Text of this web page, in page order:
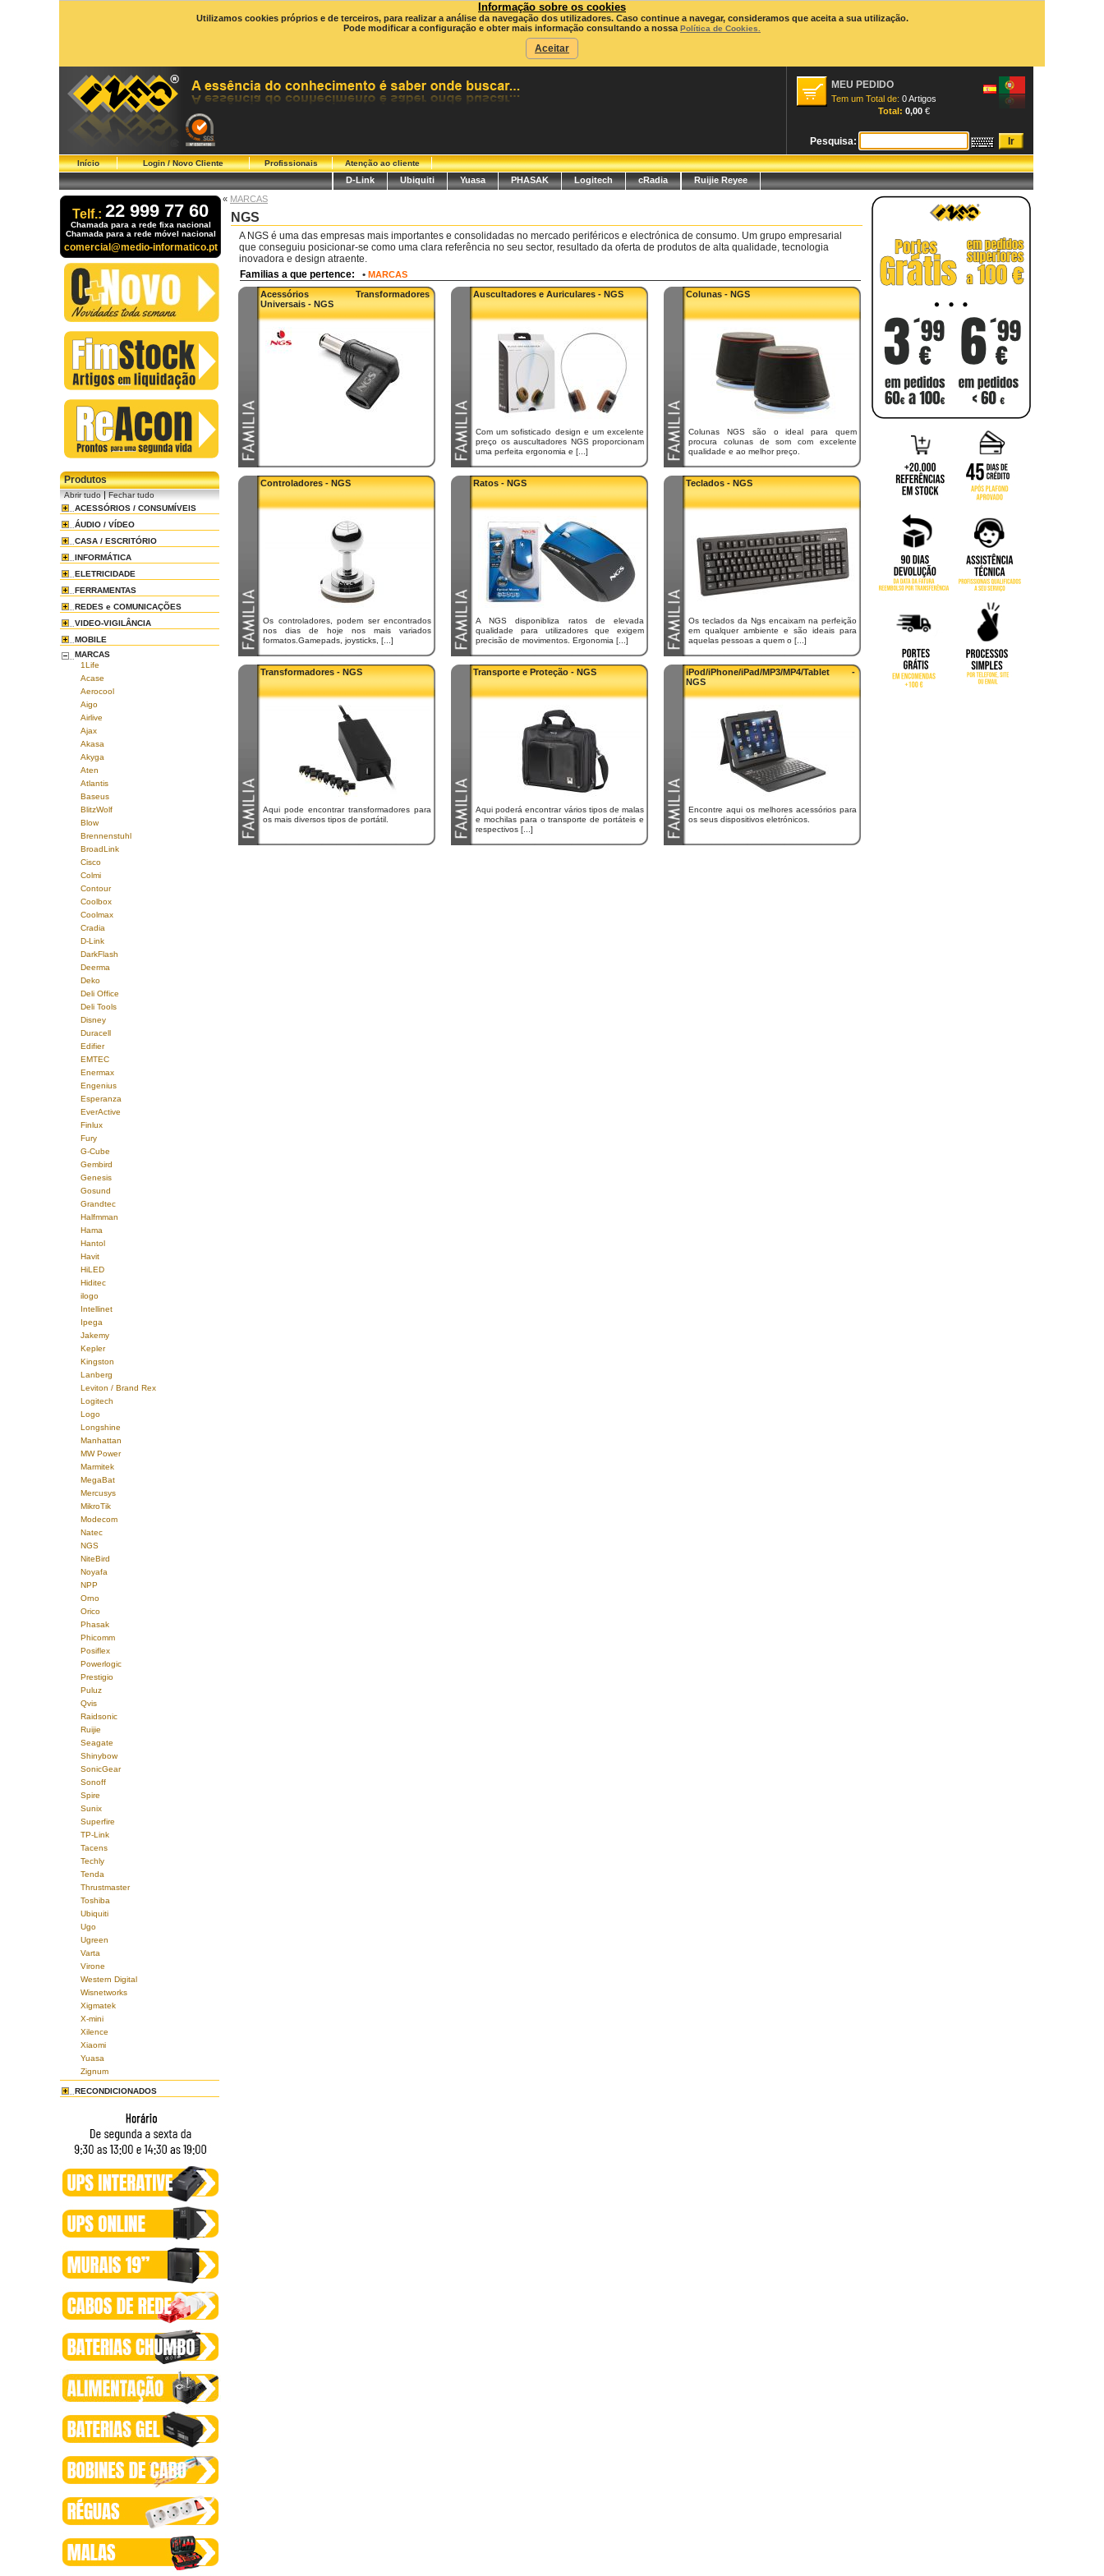
Informação sobre os cookies
Utilizamos cookies próprios e de terceiros, para realizar a análise da navegação dos utilizadores. Caso continue a navegar, consideramos que aceita a sua utilização.
Pode modificar a configuração e obter mais informação consultando a nossa Política de Cookies.
Aceitar
MEU PEDIDO
Tem um Total de: 0 Artigos
Total: 0,00 €
Pesquisa:
Início Login / Novo Cliente Profissionais Atenção ao cliente
D-Link Ubiquiti Yuasa PHASAK Logitech cRadia Ruijie Reyee
Telf.: 22 999 77 60
Chamada para a rede fixa nacional
Chamada para a rede móvel nacional
comercial@medio-informatico.pt
Produtos
Abrir tudo|Fechar tudo
ACESSÓRIOS / CONSUMÍVEIS
ÁUDIO / VÍDEO
CASA / ESCRITÓRIO
INFORMÁTICA
ELETRICIDADE
FERRAMENTAS
REDES e COMUNICAÇÕES
VIDEO-VIGILÂNCIA
MOBILE
MARCAS
1Life
Acase
Aerocool
Aigo
Airlive
Ajax
Akasa
Akyga
Aten
Atlantis
Baseus
BlitzWolf
Blow
Brennenstuhl
BroadLink
Cisco
Colmi
Contour
Coolbox
Coolmax
Cradia
D-Link
DarkFlash
Deerma
Deko
Deli Office
Deli Tools
Disney
Duracell
Edifier
EMTEC
Enermax
Engenius
Esperanza
EverActive
Finlux
Fury
G-Cube
Gembird
Genesis
Gosund
Grandtec
Halfmman
Hama
Hantol
Havit
HiLED
Hiditec
ilogo
Intellinet
Ipega
Jakemy
Kepler
Kingston
Lanberg
Leviton / Brand Rex
Logitech
Logo
Longshine
Manhattan
MW Power
Marmitek
MegaBat
Mercusys
MikroTik
Modecom
Natec
NGS
NiteBird
Noyafa
NPP
Orno
Orico
Phasak
Phicomm
Posiflex
Powerlogic
Prestigio
Puluz
Qvis
Raidsonic
Ruijie
Seagate
Shinybow
SonicGear
Sonoff
Spire
Sunix
Superfire
TP-Link
Tacens
Techly
Tenda
Thrustmaster
Toshiba
Ubiquiti
Ugo
Ugreen
Varta
Virone
Western Digital
Wisnetworks
Xigmatek
X-mini
Xilence
Xiaomi
Yuasa
Zignum
RECONDICIONADOS
« MARCAS
NGS
A NGS é uma das empresas mais importantes e consolidadas no mercado periféricos e electrónica de consumo. Um grupo empresarial
que conseguiu posicionar-se como uma clara referência no seu sector, resultado da oferta de produtos de alta qualidade, tecnologia
inovadora e design atraente.
Familias a que pertence: • MARCAS
Acessórios Transformadores
Universais - NGS
Auscultadores e Auriculares - NGS
Com um sofisticado design e um excelente
preço os auscultadores NGS proporcionam
uma perfeita ergonomia e [...]
Colunas - NGS
Colunas NGS são o ideal para quem
procura colunas de som com excelente
qualidade e ao melhor preço.
Controladores - NGS
Os controladores, podem ser encontrados
nos dias de hoje nos mais variados
formatos.Gamepads, joysticks, [...]
Ratos - NGS
A NGS disponibliza ratos de elevada
qualidade para utilizadores que exigem
precisão de movimentos. Ergonomia [...]
Teclados - NGS
Os teclados da Ngs encaixam na perfeição
em qualquer ambiente e são ideais para
aquelas pessoas a quem o [...]
Transformadores - NGS
Aqui pode encontrar transformadores para
os mais diversos tipos de portátil.
Transporte e Proteção - NGS
Aqui poderá encontrar vários tipos de malas
e mochilas para o transporte de portáteis e
respectivos [...]
iPod/iPhone/iPad/MP3/MP4/Tablet -
NGS
Encontre aqui os melhores acessórios para
os seus dispositivos eletrónicos.